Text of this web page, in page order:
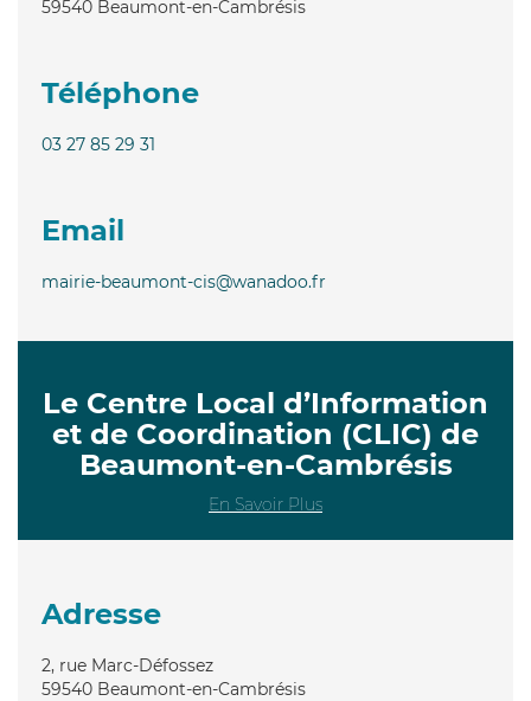
59540 Beaumont-en-Cambrésis
Téléphone
03 27 85 29 31
Email
mairie-beaumont-cis@wanadoo.fr
Le Centre Local d’Information
et de Coordination (CLIC) de
Beaumont-en-Cambrésis
En Savoir Plus
Adresse
2, rue Marc-Défossez
59540 Beaumont-en-Cambrésis